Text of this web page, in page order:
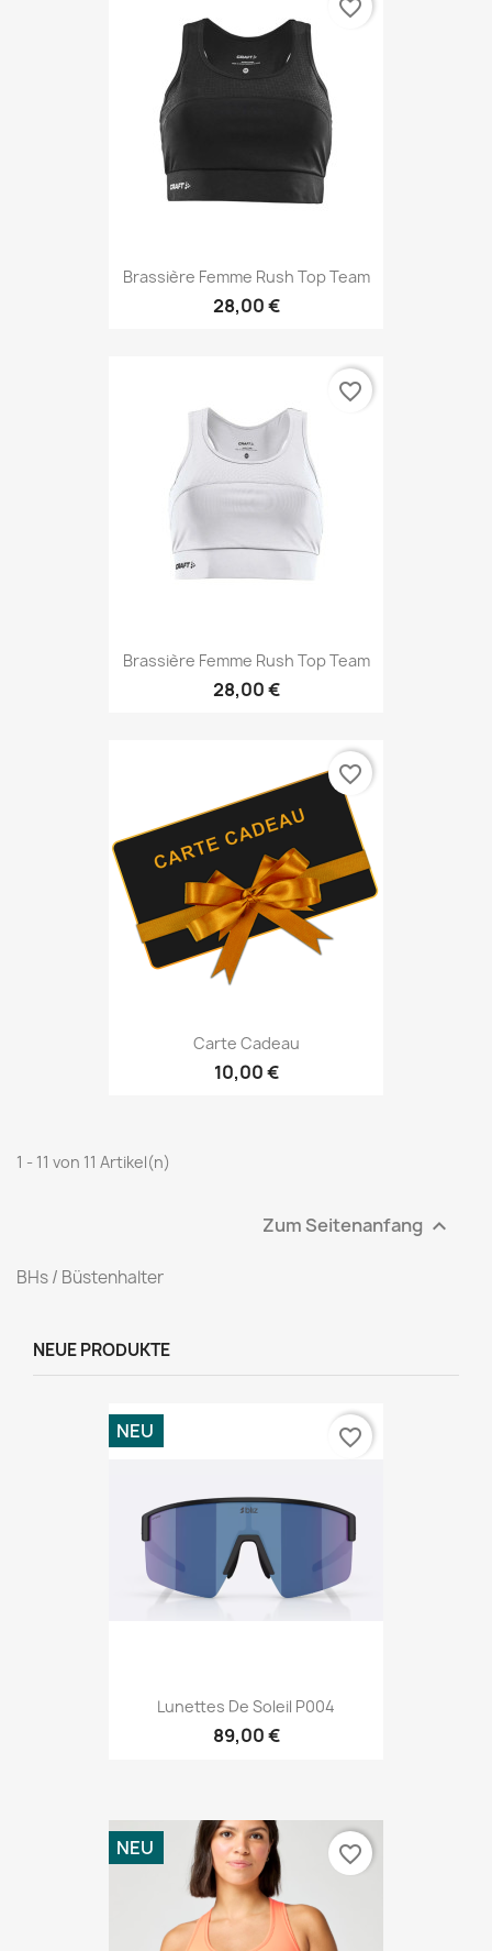
Brassière Femme Rush Top Team
28,00 €
favorite_border
Brassière Femme Rush Top Team
28,00 €
favorite_border
Carte Cadeau
10,00 €
favorite_border
1 - 11 von 11 Artikel(n)
Zum Seitenanfang 
BHs / Büstenhalter
NEUE PRODUKTE
Lunettes De Soleil P004
89,00 €
NEU favorite_border
NEU favorite_border